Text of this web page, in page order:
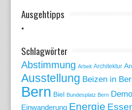
Ausgehtipps
Schlagwörter
Abstimmung Arbeit Architektur
Ausstellung Beizen in
Bern Biel Bundesplatz Bern
Einwanderung Energie